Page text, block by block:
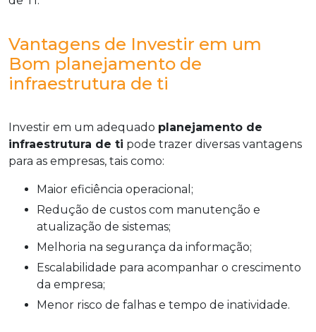
Vantagens de Investir em um
Bom planejamento de
infraestrutura de ti
Investir em um adequado planejamento de
infraestrutura de ti pode trazer diversas vantagens
para as empresas, tais como:
Maior eficiência operacional;
Redução de custos com manutenção e
atualização de sistemas;
Melhoria na segurança da informação;
Escalabilidade para acompanhar o crescimento
da empresa;
Menor risco de falhas e tempo de inatividade.